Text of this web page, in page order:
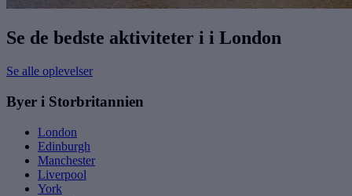
Se de bedste aktiviteter i i London
Se alle oplevelser
Byer i Storbritannien
London
Edinburgh
Manchester
Liverpool
York